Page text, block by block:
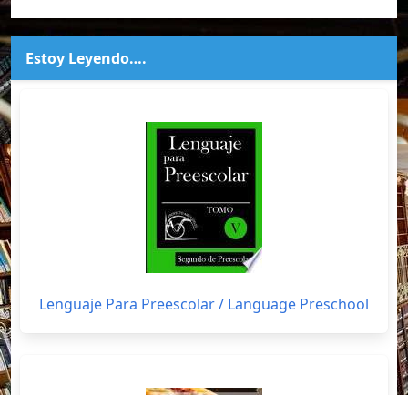
Estoy Leyendo….
Lenguaje Para Preescolar / Language Preschool